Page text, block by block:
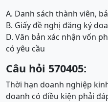
A. Danh sách thành viên,
B. Giấy đề nghị đăng ký
D. Văn bản xác nhận vốn
có yêu cầu
Câu hỏi 570405:
Thời hạn doanh nghiệp
doanh có điều kiện phải